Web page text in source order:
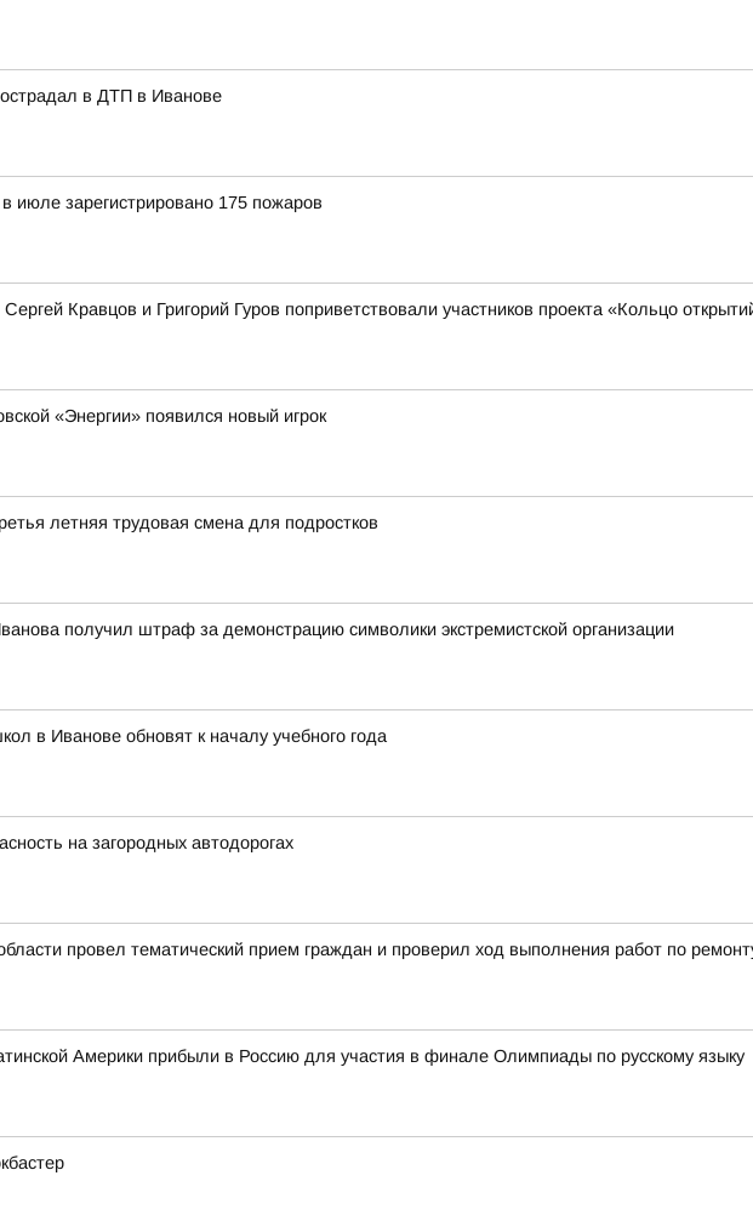
в ДТП в Иванове
июле зарегистрировано 175 пожаров
Кравцов и Григорий Гуров поприветствовали участников проекта «Кольцо
«Энергии» появился новый игрок
летняя трудовая смена для подростков
получил штраф за демонстрацию символики экстремистской организации
в Иванове обновят к началу учебного года
на загородных автодорогах
провел тематический прием граждан и проверил ход выполнения работ по
Америки прибыли в Россию для участия в финале Олимпиады по русскому языку